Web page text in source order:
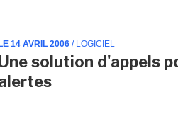
14 AVRIL 2006 / LOGICIEL
solution d'appels